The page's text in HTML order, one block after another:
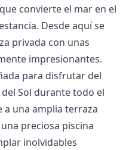
convierte el mar en el
Desde aquí se
privada con unas
impresionantes.
para disfrutar del
Sol durante todo el
a una amplia terraza
preciosa piscina
inolvidables